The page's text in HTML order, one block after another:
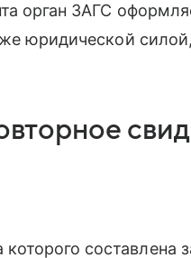
орган ЗАГС
юридической
составлена